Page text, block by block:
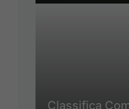
Classifica